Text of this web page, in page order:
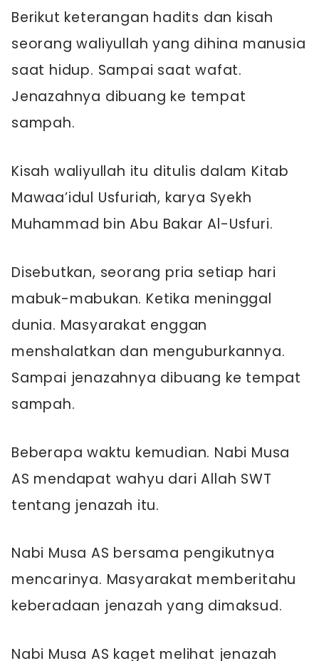
Berikut keterangan hadits dan kisah
seorang waliyullah yang dihina manusia
saat hidup. Sampai saat wafat.
Jenazahnya dibuang ke tempat
sampah.
Kisah waliyullah itu ditulis dalam Kitab
Mawaa’idul Usfuriah, karya Syekh
Muhammad bin Abu Bakar Al-Usfuri.
Disebutkan, seorang pria setiap hari
mabuk-mabukan. Ketika meninggal
dunia. Masyarakat enggan
menshalatkan dan menguburkannya.
Sampai jenazahnya dibuang ke tempat
sampah.
Beberapa waktu kemudian. Nabi Musa
AS mendapat wahyu dari Allah SWT
tentang jenazah itu.
Nabi Musa AS bersama pengikutnya
mencarinya. Masyarakat memberitahu
keberadaan jenazah yang dimaksud.
Nabi Musa AS kaget melihat jenazah